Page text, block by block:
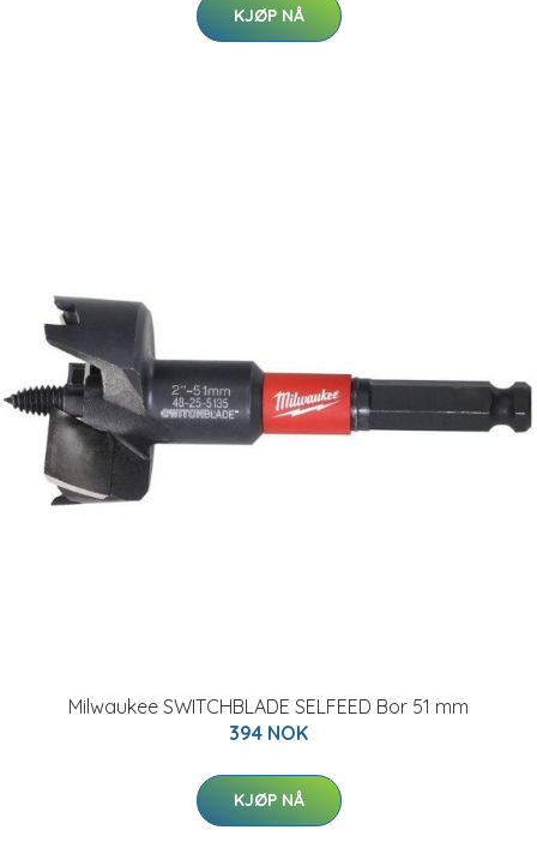
KJØP NÅ
Milwaukee SWITCHBLADE SELFEED Bor 51 mm
394 NOK
KJØP NÅ